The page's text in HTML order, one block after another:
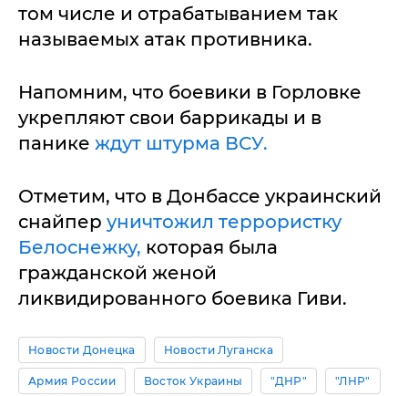
том числе и отрабатыванием так
называемых атак противника.
Напомним, что боевики в Горловке
укрепляют свои баррикады и в
панике ждут штурма ВСУ.
Отметим, что в Донбассе украинский
снайпер уничтожил террористку
Белоснежку, которая была
гражданской женой
ликвидированного боевика Гиви.
Новости Донецка Новости Луганска
Армия России Восток Украины "ДНР" "ЛНР"